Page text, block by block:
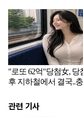
관련 기사